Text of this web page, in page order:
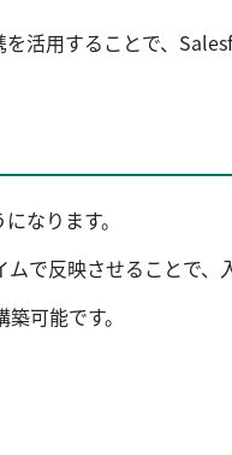
活用することで、
なります。
で反映させることで、
可能です。